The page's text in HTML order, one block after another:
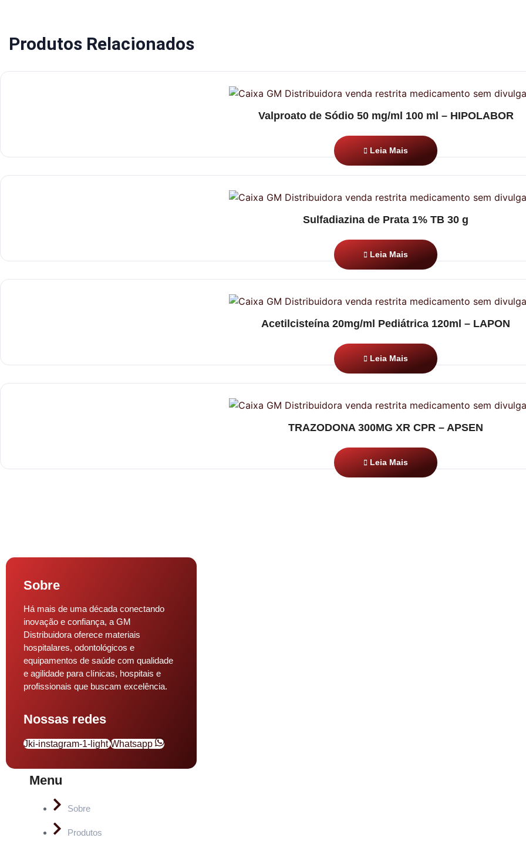
Produtos Relacionados
Valproato de Sódio 50 mg/ml 100 ml – HIPOLABOR
Leia Mais
Sulfadiazina de Prata 1% TB 30 g
Leia Mais
Acetilcisteína 20mg/ml Pediátrica 120ml – LAPON
Leia Mais
TRAZODONA 300MG XR CPR – APSEN
Leia Mais
Sobre
Há mais de uma década conectando
inovação e confiança, a GM
Distribuidora oferece materiais
hospitalares, odontológicos e
equipamentos de saúde com qualidade
e agilidade para clínicas, hospitais e
profissionais que buscam excelência.
Nossas redes
Jki-instagram-1-light Whatsapp
Menu
Sobre
Produtos